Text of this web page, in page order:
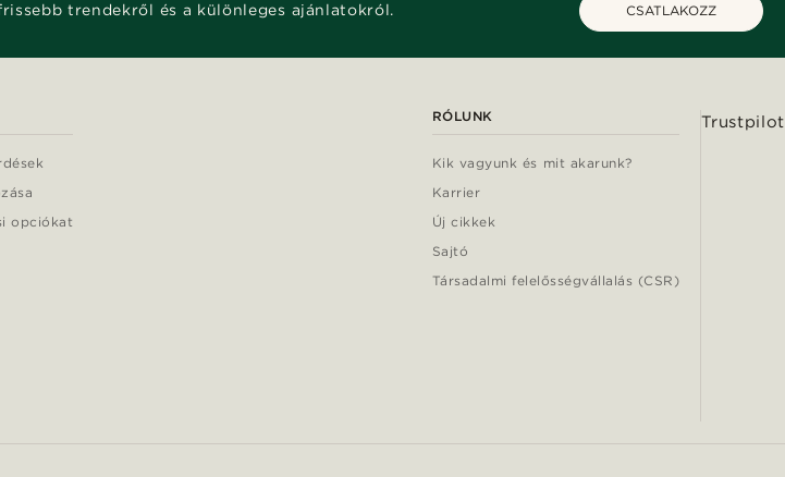
trendekről és a különleges ajánlatokról. CSATLAKOZZ
opciókat
RÓLUNK
Kik vagyunk és mit akarunk?
Karrier
Új cikkek
Sajtó
Társadalmi felelősségvállalás (CSR)
Trustpilot